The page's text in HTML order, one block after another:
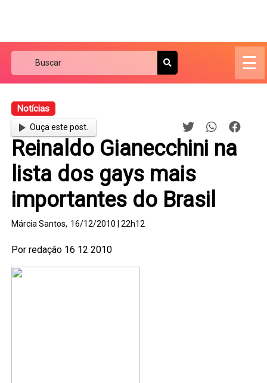
☰
Notícias
Ouça este post.
Reinaldo Gianecchini na
lista dos gays mais
importantes do Brasil
Márcia Santos, 16/12/2010 | 22h12
Por redação 16 12 2010